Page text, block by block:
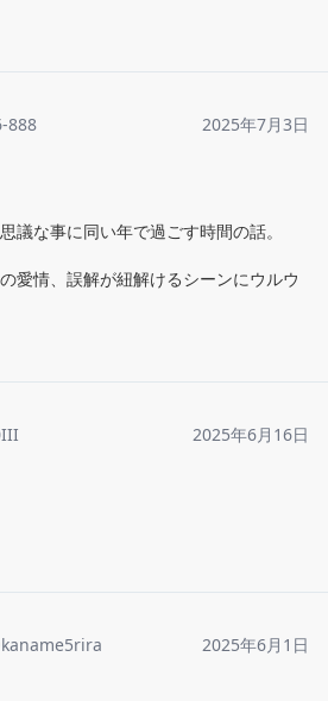
888 2025年7月3日
議な事に同い年で過ごす時間の話。
愛情、誤解が紐解けるシーンにウルウ
2025年6月16日
kaname5rira 2025年6月1日